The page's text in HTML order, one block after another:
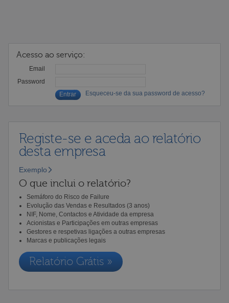
Acesso ao serviço:
Email
Password
Esqueceu-se da sua password de acesso?
Registe-se e aceda ao relatório
desta empresa
Exemplo
O que inclui o relatório?
Semáforo do Risco de Failure
Evolução das Vendas e Resultados (3 anos)
NIF, Nome, Contactos e Atividade da empresa
Acionistas e Participações em outras empresas
Gestores e respetivas ligações a outras empresas
Marcas e publicações legais
Relatório Grátis »